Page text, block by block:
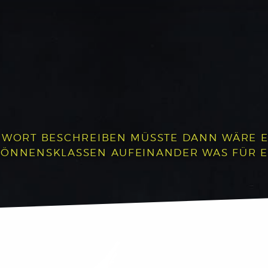
BESCHREIBEN MÜSSTE DANN WÄRE
AUFEINANDER WAS FÜR